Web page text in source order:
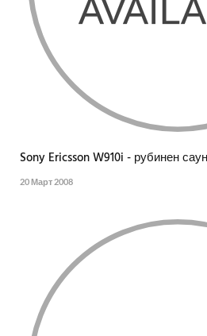
Sony Ericsson W910i - рубинен
20 Март 2008